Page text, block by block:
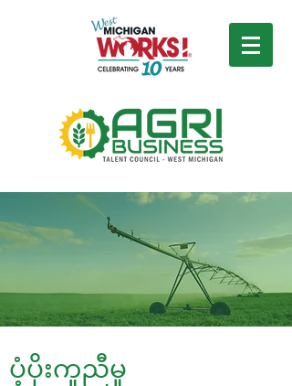
ပံ့ပိုးကူညီမှု